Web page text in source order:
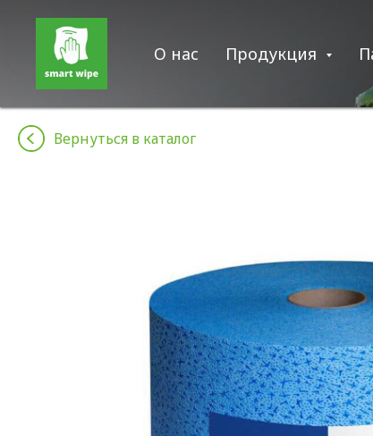
О нас Продукция
Вернуться в каталог